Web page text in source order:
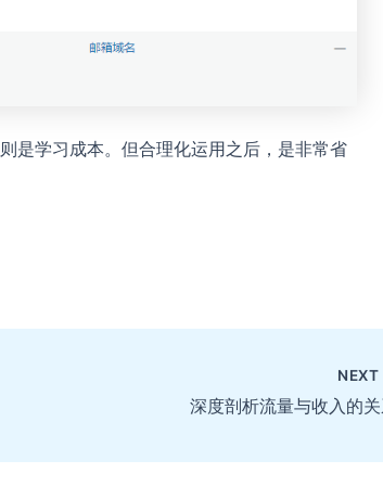
是学习成本。但合理化运用之后，是非常省
NEXT
深度剖析流量与收入的